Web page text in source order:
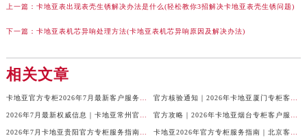
上一篇： 卡地亚表出现表壳生锈解决办法是什么(轻松教你3招解决卡地亚表壳生锈问题)
下一篇： 卡地亚表机芯异响处理方法(卡地亚表机芯异响原因及解决办法)
相关文章